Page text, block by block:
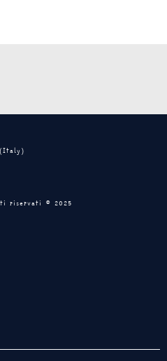
(Italy)
riservati © 2025